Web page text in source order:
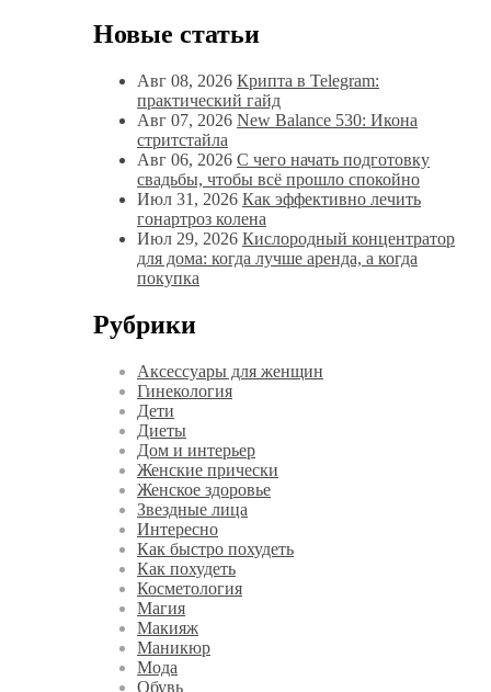
Новые статьи
Авг 08, 2026 Крипта в Telegram:
практический гайд
Авг 07, 2026 New Balance 530: Икона
стритстайла
Авг 06, 2026 С чего начать подготовку
свадьбы, чтобы всё прошло спокойно
Июл 31, 2026 Как эффективно лечить
гонартроз колена
Июл 29, 2026 Кислородный концентратор
для дома: когда лучше аренда, а когда
покупка
Рубрики
Аксессуары для женщин
Гинекология
Дети
Диеты
Дом и интерьер
Женские прически
Женское здоровье
Звездные лица
Интересно
Как быстро похудеть
Как похудеть
Косметология
Магия
Макияж
Маникюр
Мода
Обувь